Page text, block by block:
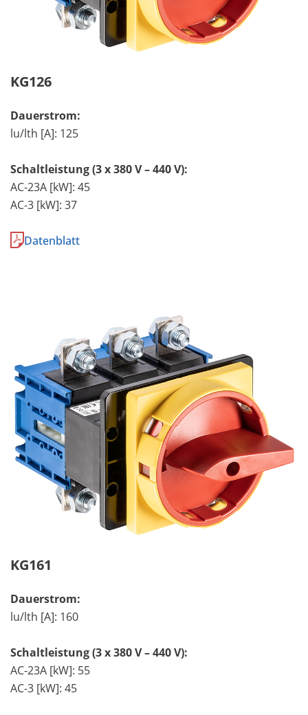
KG126
Dauerstrom:
lu/lth [A]: 125
Schaltleistung (3 x 380 V – 440 V):
AC-23A [kW]: 45
AC-3 [kW]: 37
Datenblatt
KG161
Dauerstrom:
lu/lth [A]: 160
Schaltleistung (3 x 380 V – 440 V):
AC-23A [kW]: 55
AC-3 [kW]: 45